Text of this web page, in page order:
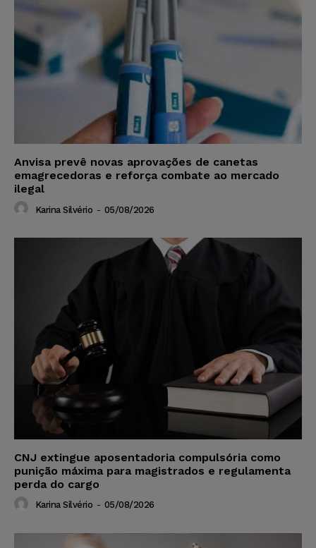
Anvisa prevê novas aprovações de canetas
emagrecedoras e reforça combate ao mercado
ilegal
Karina Silvério - 05/08/2026
CNJ extingue aposentadoria compulsória como
punição máxima para magistrados e regulamenta
perda do cargo
Karina Silvério - 05/08/2026